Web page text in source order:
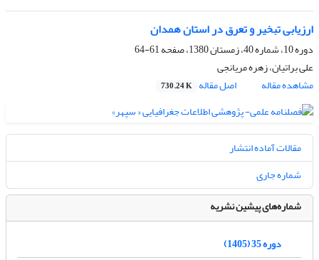
ارزیابی تبخیر و تعرق در استان همدان
دوره 10، شماره 40، زمستان 1380، صفحه
61-64
علی براتیان، زهره مریانجی
مشاهده مقاله
اصل مقاله 730.24 K
مقالات آماده انتشار
شماره جاری
شماره‌های پیشین نشریه
دوره 35 (1405)